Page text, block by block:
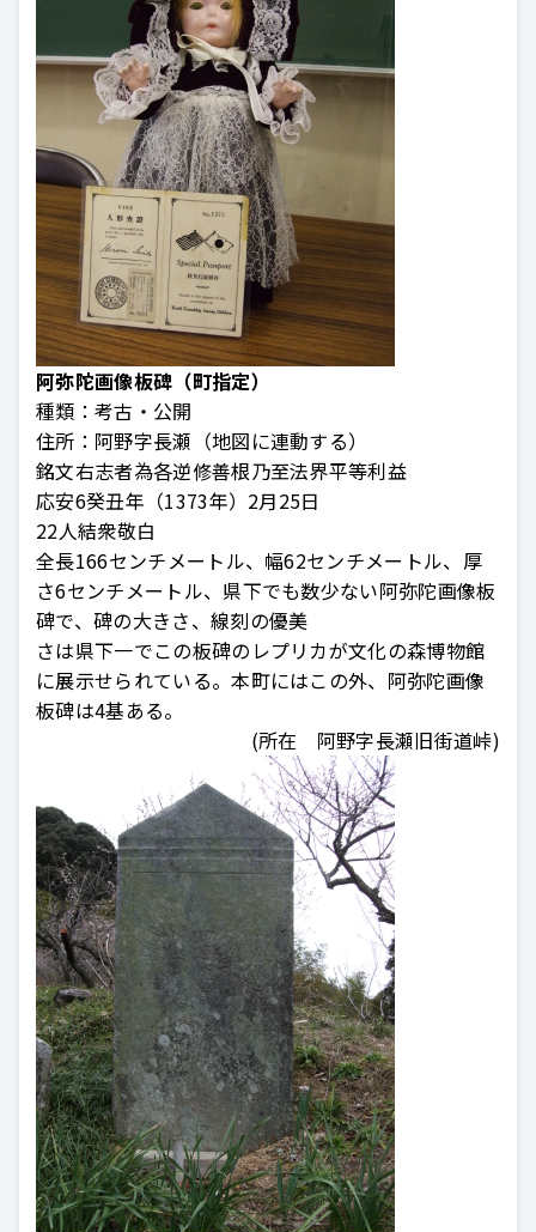
阿弥陀画像板碑（町指定）
種類： 考古・公開
住所： 阿野字長瀬（地図に連動する）
銘文右志者為各逆修善根乃至法界平等利益
応安6癸丑年（1373年）2月25日
22人結衆敬白
全長166センチメートル、幅62センチメートル、厚
さ6センチメートル、県下でも数少ない阿弥陀画像板
碑で、碑の大きさ、線刻の優美
さは県下一でこの板碑のレプリカが文化の森博物館
に展示せられている。本町にはこの外、阿弥陀画像
板碑は4基ある。
(所在 阿野字長瀬旧街道峠)